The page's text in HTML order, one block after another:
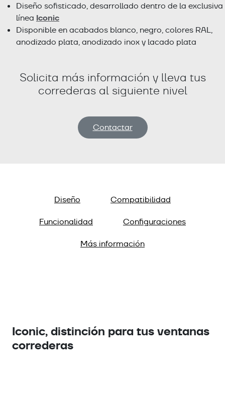
Diseño sofisticado, desarrollado dentro de la exclusiva
línea Iconic
Disponible en acabados blanco, negro, colores RAL,
anodizado plata, anodizado inox y lacado plata
Solicita más información y lleva tus
correderas al siguiente nivel
Contactar
Diseño Compatibilidad
Funcionalidad Configuraciones
Más información
Iconic, distinción para tus ventanas
correderas